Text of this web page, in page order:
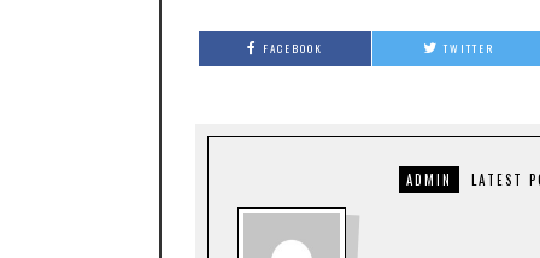
FACEBOOK TWITTER
ADMIN LATEST